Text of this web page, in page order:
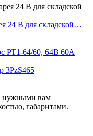
24 В для складской…
PT1-64/60, 64В 60А
3PzS465
нужными вам
габаритами.